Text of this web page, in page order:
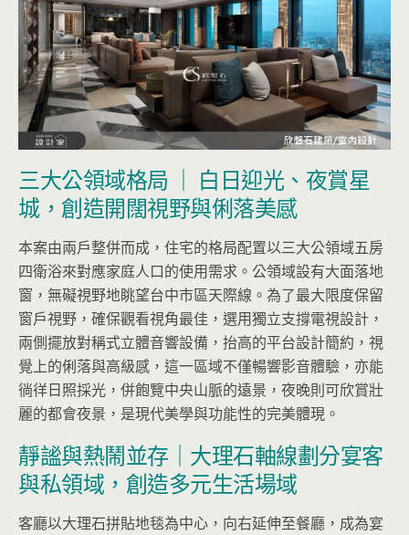
三大公領域格局 ｜ 白日迎光、夜賞星
城，創造開闊視野與俐落美感
本案由兩戶整併而成，住宅的格局配置以三大公領域五房
四衛浴來對應家庭人口的使用需求。公領域設有大面落地
窗，無礙視野地眺望台中市區天際線。為了最大限度保留
窗戶視野，確保觀看視角最佳，選用獨立支撐電視設計，
兩側擺放對稱式立體音響設備，抬高的平台設計簡約，視
覺上的俐落與高級感，這一區域不僅暢響影音體驗，亦能
徜徉日照採光，併飽覽中央山脈的遠景，夜晚則可欣賞壯
麗的都會夜景，是現代美學與功能性的完美體現。
靜謐與熱鬧並存｜大理石軸線劃分宴客
與私領域，創造多元生活場域
客廳以大理石拼貼地毯為中心，向右延伸至餐廳，成為宴